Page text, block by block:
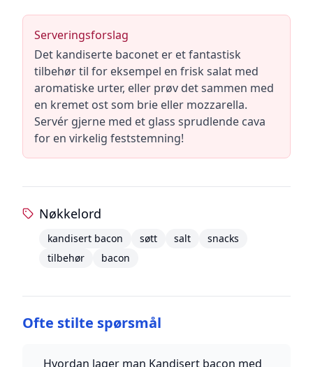
Serveringsforslag
Det kandiserte baconet er et fantastisk
tilbehør til for eksempel en frisk salat med
aromatiske urter, eller prøv det sammen med
en kremet ost som brie eller mozzarella.
Servér gjerne med et glass sprudlende cava
for en virkelig feststemning!
Nøkkelord
kandisert bacon søtt salt
snacks
tilbehør
bacon
Ofte stilte spørsmål
Hvordan lager man Kandisert bacon med